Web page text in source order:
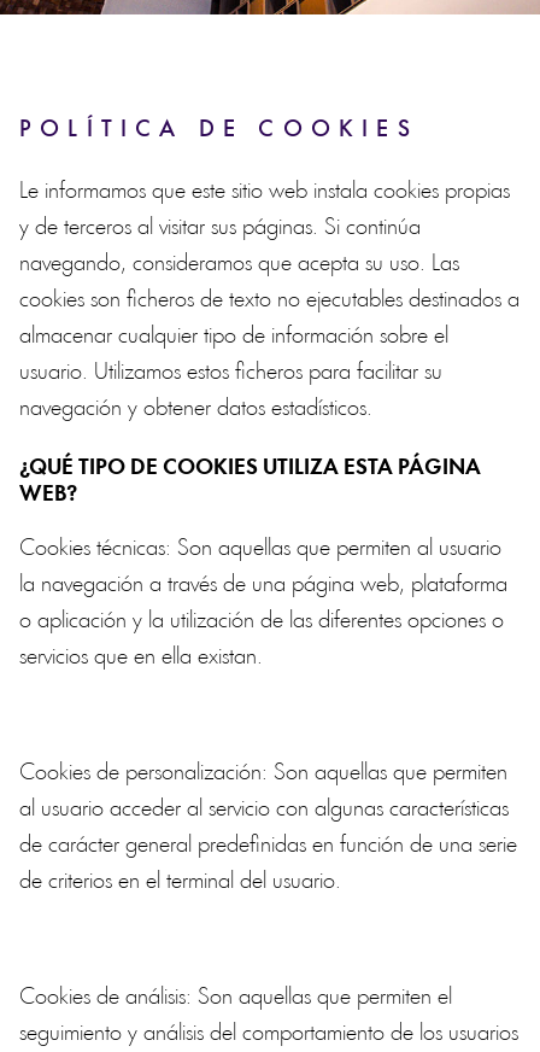
POLÍTICA DE COOKIES
Le informamos que este sitio web instala cookies propias
y de terceros al visitar sus páginas. Si continúa
navegando, consideramos que acepta su uso. Las
cookies son ficheros de texto no ejecutables destinados a
almacenar cualquier tipo de información sobre el
usuario. Utilizamos estos ficheros para facilitar su
navegación y obtener datos estadísticos.
¿QUÉ TIPO DE COOKIES UTILIZA ESTA PÁGINA
WEB?
Cookies técnicas: Son aquellas que permiten al usuario
la navegación a través de una página web, plataforma
o aplicación y la utilización de las diferentes opciones o
servicios que en ella existan.
Cookies de personalización: Son aquellas que permiten
al usuario acceder al servicio con algunas características
de carácter general predefinidas en función de una serie
de criterios en el terminal del usuario.
Cookies de análisis: Son aquellas que permiten el
seguimiento y análisis del comportamiento de los usuarios